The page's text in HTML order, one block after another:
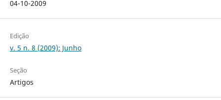
04-10-2009
Edição
v. 5 n. 8 (2009): Junho
Seção
Artigos